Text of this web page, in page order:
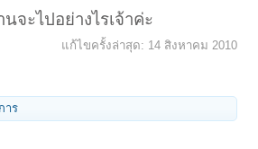
จะไปอย่างไรเจ้าค่ะ
แก้ไขครั้งล่าสุด: 14 สิงหาคม 2010
าร